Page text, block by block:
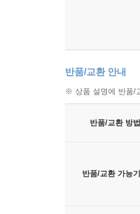
반품/교환 안내
※ 상품 설명에 반품/
반품/교환 방법
반품/교환 가능